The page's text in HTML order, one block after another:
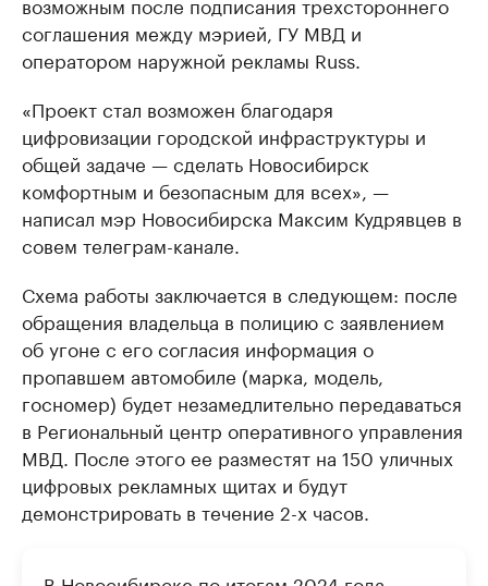
соглашения между мэрией, ГУ МВД и
оператором наружной рекламы Russ.
«Проект стал возможен благодаря
цифровизации городской инфраструктуры и
общей задаче — сделать Новосибирск
комфортным и безопасным для всех», —
написал мэр Новосибирска Максим Кудрявцев в
совем телеграм-канале.
Схема работы заключается в следующем: после
обращения владельца в полицию с заявлением
об угоне с его согласия информация о
пропавшем автомобиле (марка, модель,
госномер) будет незамедлительно передаваться
в Региональный центр оперативного управления
МВД. После этого ее разместят на 150 уличных
цифровых рекламных щитах и будут
демонстрировать в течение 2-х часов.